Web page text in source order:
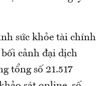
sức khỏe tài chính
cảnh đại dịch
tổng số 21.517